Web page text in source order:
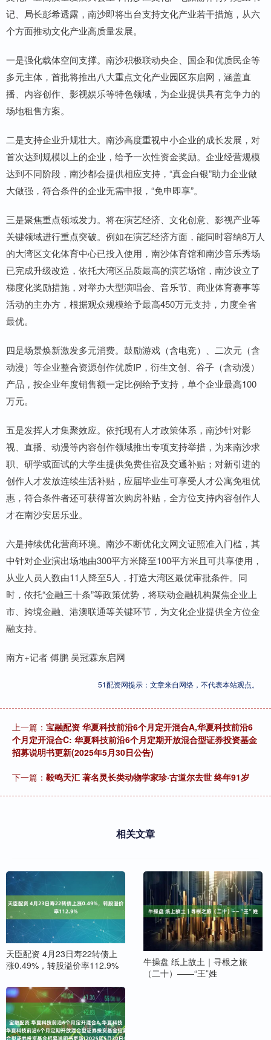
记、局长彭希透露，南沙即将出台支持文化产业若干措施，从六
个方面推动文化产业高质量发展。
一是强化载体空间支撑。南沙积极联动央企、国企和优质民企等
多元主体，首批将推出八大重点文化产业园区东启网，涵盖直
播、内容创作、影视娱乐等特色领域，为企业提供具有竞争力的
场地租售方案。
二是支持企业升规壮大。南沙高度重视中小企业的成长发展，对
首次达到规模以上的企业，给予一次性资金奖励。企业经营规模
达到不同阶段，南沙都会提供相应支持，“真金白银”助力企业做
大做强，符合条件的企业无需申报，“免申即享”。
三是聚焦重点领域发力。将在演艺经济、文化创意、影视产业等
关键领域进行重点突破。例如在演艺经济方面，能同时容纳8万人
的大湾区文化体育中心已投入使用，南沙体育馆和南沙音乐秀场
已完成升级改造，依托大湾区品质最高的演艺场馆，南沙设立了
梯度化奖励措施，对举办大型演唱会、音乐节、商业体育赛事等
活动的主办方，根据观众规模给予最高450万元支持，力度全省
最优。
四是场景焕新激发多元消费。鼓励游戏（含电竞）、二次元（含
动漫）等企业整合资源创作优质IP，衍生文创、谷子（含动漫）
产品，按企业年度销售额一定比例给予支持，单个企业最高100
万元。
五是发挥人才集聚效应。依托现有人才政策体系，南沙针对影
视、直播、动漫等内容创作领域推出专项支持举措，为来南沙求
职、研学或面试的大学生提供免费住宿及交通补贴；对新引进的
创作人才发放连续生活补贴，应届毕业生可享受人才公寓免租优
惠，符合条件者还可获得首次购房补贴，全方位支持内容创作人
才在南沙安居乐业。
六是持续优化营商环境。南沙不断优化文网文证照准入门槛，其
中针对企业演出场地由300平方米降至100平方米且可共享使用，
从业人员人数由11人降至5人，打造大湾区最优审批条件。同
时，依托“金融三十条”等政策优势，将联动金融机构聚焦企业上
市、跨境金融、港澳联通等关键环节，为文化企业提供全方位金
融支持。
南方+记者 傅鹏 吴冠霖东启网
51配资网提示：文章来自网络，不代表本站观点。
上一篇： 宝融配资 华夏科技前沿6个月定开混合A,华夏科技前沿6
个月定开混合C: 华夏科技前沿6个月定期开放混合型证券投资基金
招募说明书更新(2025年5月30日公告)
下一篇： 毅鸣天汇 著名灵长类动物学家珍·古道尔去世 终年91岁
相关文章
天臣配资 4月23日寿22转债上
涨0.49%，转股溢价率112.9%
牛操盘 纸上故土｜寻根之旅
（二十）——“王”姓